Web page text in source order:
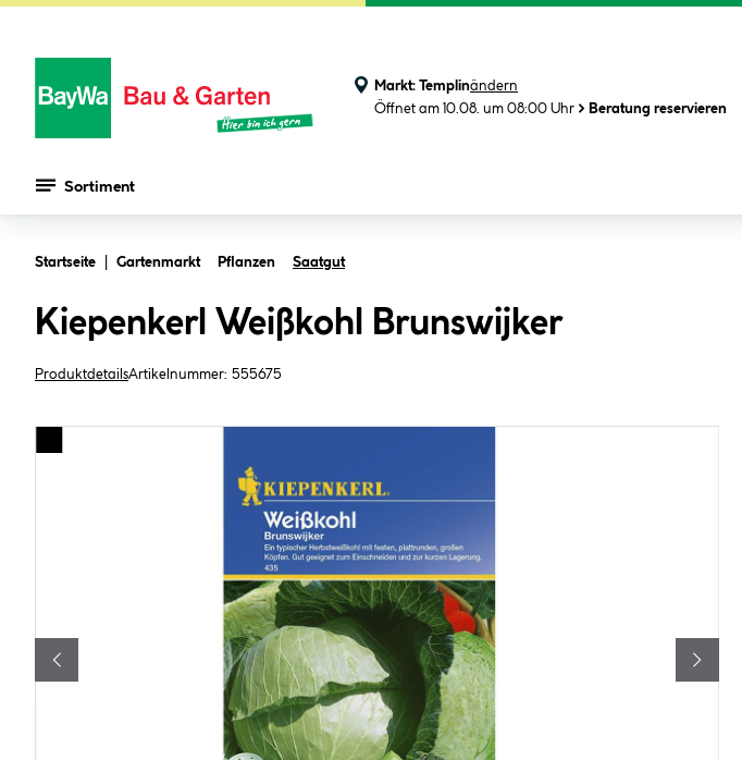
Markt: Templinändern
Öffnet am 10.08. um 08:00 Uhr
Beratung reservieren
Sortiment
Startseite Gartenmarkt Pflanzen Saatgut
Kiepenkerl Weißkohl Brunswijker
ProduktdetailsArtikelnummer: 555675